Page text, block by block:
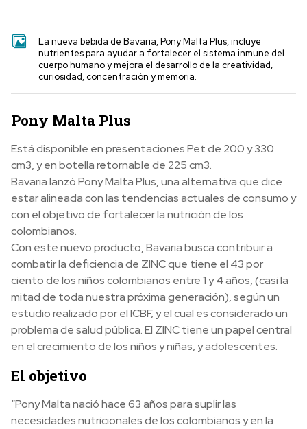
La nueva bebida de Bavaria, Pony Malta Plus, incluye
nutrientes para ayudar a fortalecer el sistema inmune del
cuerpo humano y mejora el desarrollo de la creatividad,
curiosidad, concentración y memoria.
Pony Malta Plus
Está disponible en presentaciones Pet de 200 y 330
cm3, y en botella retornable de 225 cm3.
Bavaria lanzó Pony Malta Plus, una alternativa que dice
estar alineada con las tendencias actuales de consumo y
con el objetivo de fortalecer la nutrición de los
colombianos.
Con este nuevo producto, Bavaria busca contribuir a
combatir la deficiencia de ZINC que tiene el 43 por
ciento de los niños colombianos entre 1 y 4 años, (casi la
mitad de toda nuestra próxima generación), según un
estudio realizado por el ICBF, y el cual es considerado un
problema de salud pública. El ZINC tiene un papel central
en el crecimiento de los niños y niñas, y adolescentes.
El objetivo
“Pony Malta nació hace 63 años para suplir las
necesidades nutricionales de los colombianos y en la